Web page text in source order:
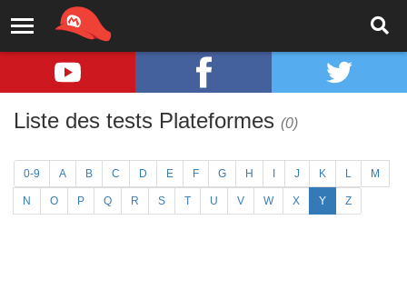
Liste des tests Plateformes (0)
0-9 A B C D E F G H J K L M
N O P Q R S T U V W X Y Z